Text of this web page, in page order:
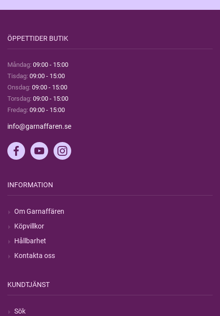
ÖPPETTIDER BUTIK
Måndag: 09:00 - 15:00
Tisdag: 09:00 - 15:00
Onsdag: 09:00 - 15:00
Torsdag: 09:00 - 15:00
Fredag: 09:00 - 15:00
info@garnaffaren.se
INFORMATION
Om Garnaffären
Köpvillkor
Hållbarhet
Kontakta oss
KUNDTJÄNST
Sök